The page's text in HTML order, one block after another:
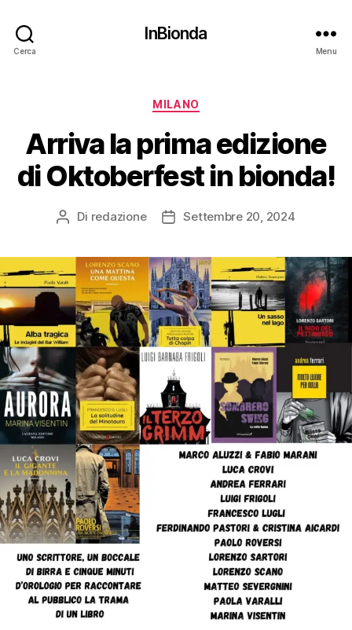
Cerca
InBionda
Menu
Categorie
MILANO
Arriva la prima edizione
di Oktoberfest in bionda!
Autore
Di redazione
DataSettembre 20, 2024